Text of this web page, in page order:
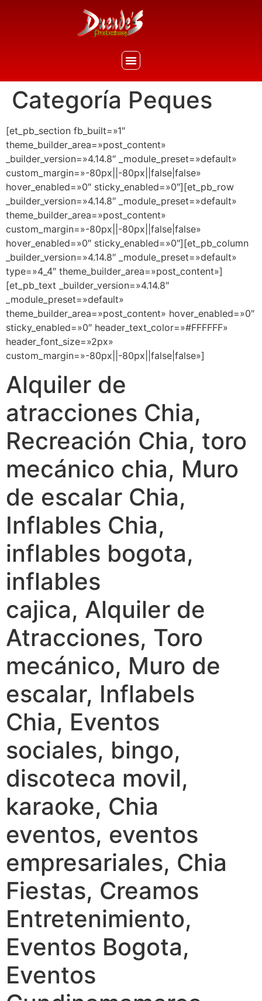
Categoría Peques
[et_pb_section fb_built=»1″
theme_builder_area=»post_content»
_builder_version=»4.14.8″ _module_preset=»default»
custom_margin=»-80px||-80px||false|false»
hover_enabled=»0″ sticky_enabled=»0″][et_pb_row
_builder_version=»4.14.8″ _module_preset=»default»
theme_builder_area=»post_content»
custom_margin=»-80px||-80px||false|false»
hover_enabled=»0″ sticky_enabled=»0″][et_pb_column
_builder_version=»4.14.8″ _module_preset=»default»
type=»4_4″ theme_builder_area=»post_content»]
[et_pb_text _builder_version=»4.14.8″
_module_preset=»default»
theme_builder_area=»post_content» hover_enabled=»0″
sticky_enabled=»0″ header_text_color=»#FFFFFF»
header_font_size=»2px»
custom_margin=»-80px||-80px||false|false»]
Alquiler de
atracciones Chia,
Recreación Chia, toro
mecánico chia, Muro
de escalar Chia,
Inflables Chia,
inflables bogota,
inflables
cajica, Alquiler de
Atracciones, Toro
mecánico, Muro de
escalar, Inflabels
Chia, Eventos
sociales, bingo,
discoteca movil,
karaoke, Chia
eventos, eventos
empresariales, Chia
Fiestas, Creamos
Entretenimiento,
Eventos Bogota,
Eventos